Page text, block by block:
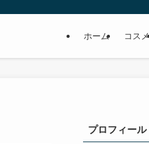
ホーム コスメ
プロフィール